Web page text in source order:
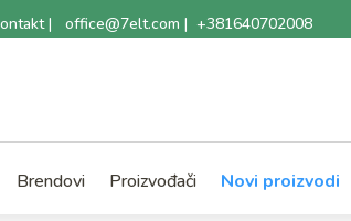
| office@7elt.com | +381640702008
Brendovi Proizvođači Novi proizvodi